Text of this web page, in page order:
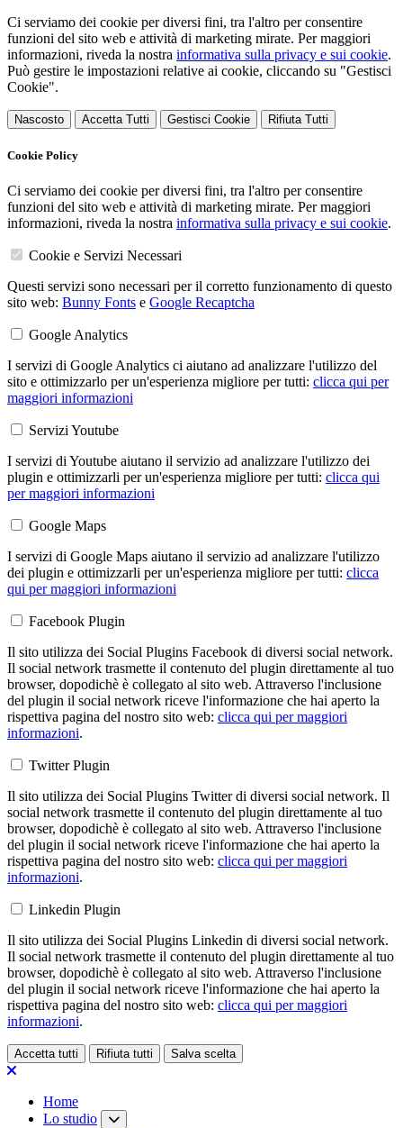
Ci serviamo dei cookie per diversi fini, tra l'altro per consentire
funzioni del sito web e attività di marketing mirate. Per maggiori
informazioni, riveda la nostra informativa sulla privacy e sui cookie.
Può gestire le impostazioni relative ai cookie, cliccando su "Gestisci
Cookie".
Nascosto Accetta Tutti Gestisci Cookie Rifiuta Tutti
Cookie Policy
Ci serviamo dei cookie per diversi fini, tra l'altro per consentire
funzioni del sito web e attività di marketing mirate. Per maggiori
informazioni, riveda la nostra informativa sulla privacy e sui cookie.
Cookie e Servizi Necessari
Questi servizi sono necessari per il corretto funzionamento di questo
sito web: Bunny Fonts e Google Recaptcha
Google Analytics
I servizi di Google Analytics ci aiutano ad analizzare l'utilizzo del
sito e ottimizzarlo per un'esperienza migliore per tutti: clicca qui per
maggiori informazioni
Servizi Youtube
I servizi di Youtube aiutano il servizio ad analizzare l'utilizzo dei
plugin e ottimizzarli per un'esperienza migliore per tutti: clicca qui
per maggiori informazioni
Google Maps
I servizi di Google Maps aiutano il servizio ad analizzare l'utilizzo
dei plugin e ottimizzarli per un'esperienza migliore per tutti: clicca
qui per maggiori informazioni
Facebook Plugin
Il sito utilizza dei Social Plugins Facebook di diversi social network.
Il social network trasmette il contenuto del plugin direttamente al tuo
browser, dopodichè è collegato al sito web. Attraverso l'inclusione
del plugin il social network riceve l'informazione che hai aperto la
rispettiva pagina del nostro sito web: clicca qui per maggiori
informazioni.
Twitter Plugin
Il sito utilizza dei Social Plugins Twitter di diversi social network. Il
social network trasmette il contenuto del plugin direttamente al tuo
browser, dopodichè è collegato al sito web. Attraverso l'inclusione
del plugin il social network riceve l'informazione che hai aperto la
rispettiva pagina del nostro sito web: clicca qui per maggiori
informazioni.
Linkedin Plugin
Il sito utilizza dei Social Plugins Linkedin di diversi social network.
Il social network trasmette il contenuto del plugin direttamente al tuo
browser, dopodichè è collegato al sito web. Attraverso l'inclusione
del plugin il social network riceve l'informazione che hai aperto la
rispettiva pagina del nostro sito web: clicca qui per maggiori
informazioni.
Accetta tutti Rifiuta tutti Salva scelta
Loading...
Home
Lo studio